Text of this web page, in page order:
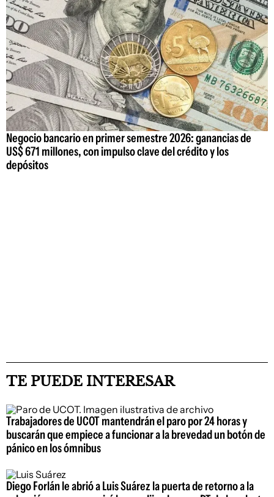
Negocio bancario en primer semestre 2026: ganancias de
US$ 671 millones, con impulso clave del crédito y los
depósitos
TE PUEDE INTERESAR
Trabajadores de UCOT mantendrán el paro por 24 horas y
buscarán que empiece a funcionar a la brevedad un botón de
pánico en los ómnibus
Diego Forlán le abrió a Luis Suárez la puerta de retorno a la